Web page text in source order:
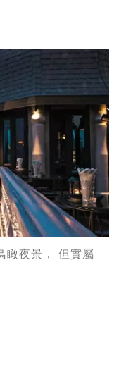
瞰夜景， 但實屬